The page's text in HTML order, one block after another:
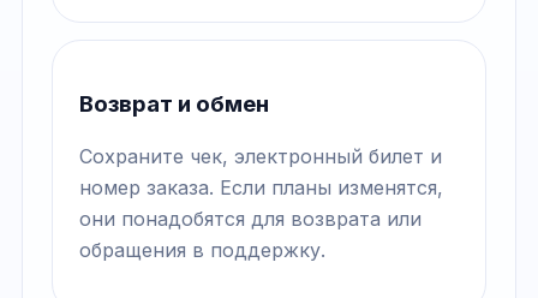
Возврат и обмен
Сохраните чек, электронный билет и
номер заказа. Если планы изменятся,
они понадобятся для возврата или
обращения в поддержку.